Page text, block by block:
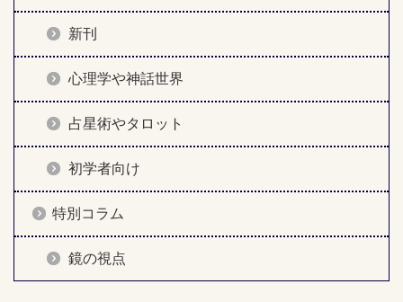
新刊
心理学や神話世界
占星術やタロット
初学者向け
特別コラム
鏡の視点